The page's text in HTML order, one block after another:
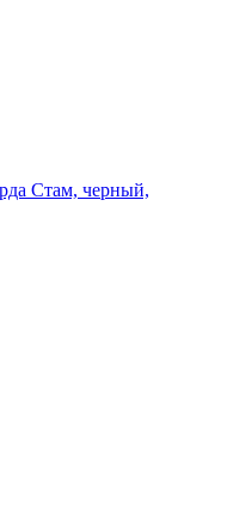
Стам, черный,